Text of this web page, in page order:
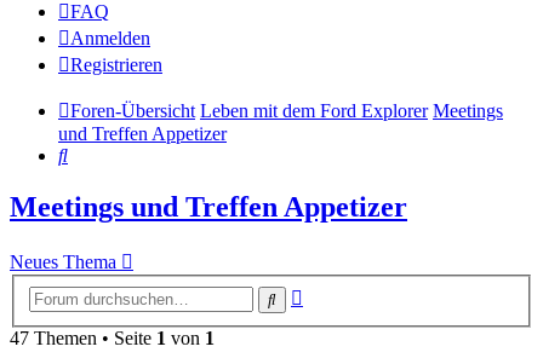
FAQ
Anmelden
Registrieren
Foren-Übersicht Leben mit dem Ford Explorer Meetings
und Treffen Appetizer
Suche
Meetings und Treffen Appetizer
Neues Thema
Suche
47 Themen • Seite 1 von 1